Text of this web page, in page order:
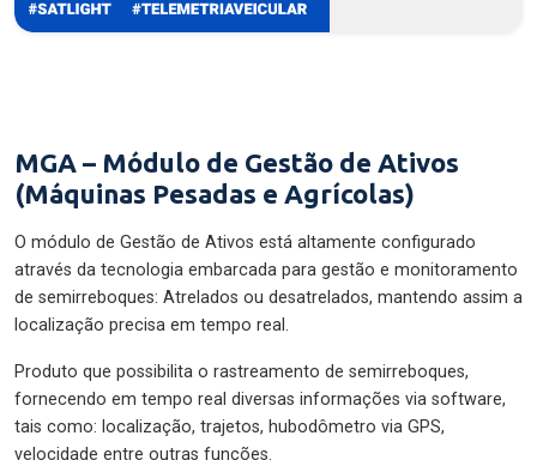
MGA – Módulo de Gestão de Ativos
(Máquinas Pesadas e Agrícolas)
O módulo de Gestão de Ativos está altamente configurado
através da tecnologia embarcada para gestão e monitoramento
de semirreboques: Atrelados ou desatrelados, mantendo assim a
localização precisa em tempo real.
Produto que possibilita o rastreamento de semirreboques,
fornecendo em tempo real diversas informações via software,
tais como: localização, trajetos, hubodômetro via GPS,
velocidade entre outras funções.